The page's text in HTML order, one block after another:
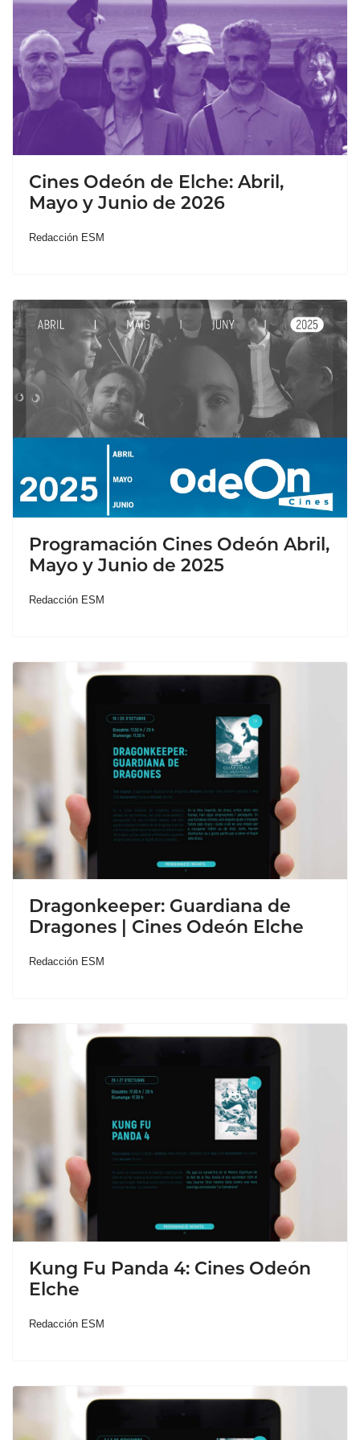
Cines Odeón de Elche: Abril,
Mayo y Junio de 2026
Redacción ESM
Programación Cines Odeón Abril,
Mayo y Junio de 2025
Redacción ESM
Dragonkeeper: Guardiana de
Dragones | Cines Odeón Elche
Redacción ESM
Kung Fu Panda 4: Cines Odeón
Elche
Redacción ESM